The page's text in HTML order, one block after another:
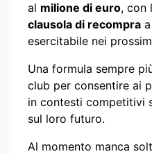
al milione di euro, con
clausola di recompra
esercitabile nei
Una formula sempre
club per consentire ai
in contesti competitivi
sul loro futuro.
Al momento manca